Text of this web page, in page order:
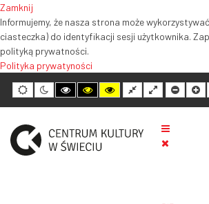
Zamknij
Informujemy, że nasza strona może
ciasteczka) do identyfikacji sesji użytkownika.
polityką prywatności.
Polityka prywatyności
Tryb
domyślny
Tryb
nocny
Tryb
wysokiego
kontrastu
biały
Tryb
wysokiego
kontrastu
żółty
Tryb
wysokiego
kontrastu
czarny
Normalny
układ
Szeroki
układ
Mniejszy
tekstu